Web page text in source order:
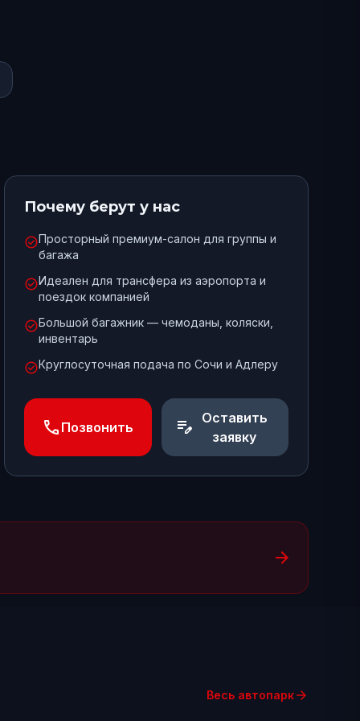
Почему берут у нас
check_circleПросторный премиум-салон для группы и
багажа
check_circleИдеален для трансфера из аэропорта и
поездок компанией
check_circleБольшой багажник — чемоданы, коляски,
инвентарь
check_circleКруглосуточная подача по Сочи и Адлеру
phone Позвонить edit_note
Оставить
заявку
arrow_forward
Весь автопаркarrow_forward